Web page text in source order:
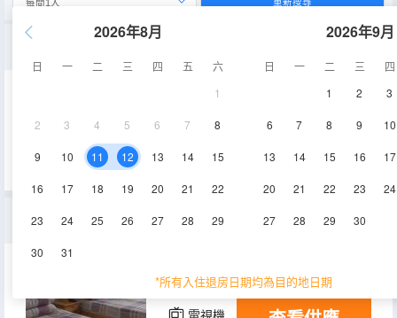
2026年8月
日 一 二 三 四 五
六
1
2 3 4 5 6 7 8
9 10 11 12 13 14 15
16 17 18 19 20 21 22
23 24 25 26 27 28 29
30 31
2026年9月
日 一 二 三
四
1
2 3
6 7 8 9 10
13 14 15 16 17
20 21 22 23 24
27 28 29 30
*所有入住退房日期均為目的地日期
空調
雙床間
15㎡ 1層 空調
電視機